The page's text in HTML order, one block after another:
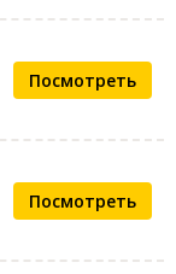
Посмотреть
Посмотреть